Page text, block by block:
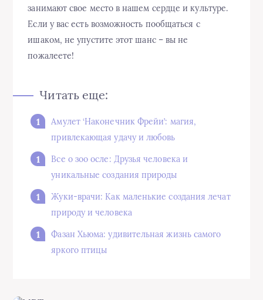
занимают свое место в нашем сердце и культуре.
Если у вас есть возможность пообщаться с
ишаком, не упустите этот шанс – вы не
пожалеете!
Читать еще:
Амулет ‘Наконечник Фрейи’: магия,
привлекающая удачу и любовь
Все о зоо осле: Друзья человека и
уникальные создания природы
Жуки-врачи: Как маленькие создания лечат
природу и человека
Фазан Хьюма: удивительная жизнь самого
яркого птицы